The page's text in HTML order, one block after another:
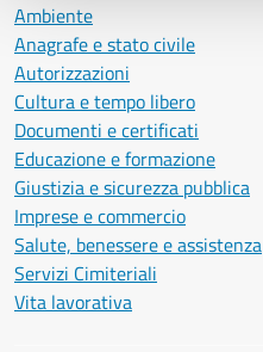
Ambiente
Anagrafe e stato civile
Autorizzazioni
Cultura e tempo libero
Documenti e certificati
Educazione e formazione
Giustizia e sicurezza pubblica
Imprese e commercio
Salute, benessere e assistenza
Servizi Cimiteriali
Vita lavorativa